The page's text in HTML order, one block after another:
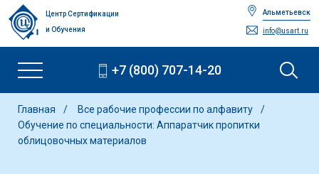
Центр Сертификации
и Обучения
Альметьевск
info@usart.ru
+7 (800) 707-14-20
Главная
Все рабочие профессии по алфавиту
Обучение по специальности: Аппаратчик пропитки
облицовочных материалов